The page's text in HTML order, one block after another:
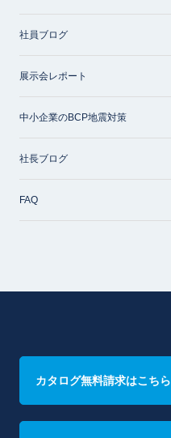
社員ブログ
展示会レポート
中小企業のBCP地震対策
社長ブログ
FAQ
カタログ無料請求はこちら